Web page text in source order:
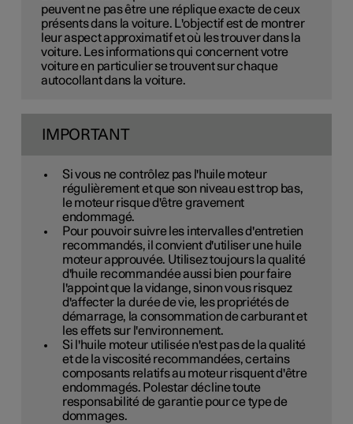
peuvent ne pas être une réplique exacte de ceux
présents dans la voiture. L'objectif est de montrer
leur aspect approximatif et où les trouver dans la
voiture. Les informations qui concernent votre
voiture en particulier se trouvent sur chaque
autocollant dans la voiture.
IMPORTANT
Si vous ne contrôlez pas l'huile moteur
régulièrement et que son niveau est trop bas,
le moteur risque d'être gravement
endommagé.
Pour pouvoir suivre les intervalles d'entretien
recommandés, il convient d'utiliser une huile
moteur approuvée. Utilisez toujours la qualité
d'huile recommandée aussi bien pour faire
l'appoint que la vidange, sinon vous risquez
d'affecter la durée de vie, les propriétés de
démarrage, la consommation de carburant et
les effets sur l'environnement.
Si l'huile moteur utilisée n'est pas de la qualité
et de la viscosité recommandées, certains
composants relatifs au moteur risquent d'être
endommagés. Polestar décline toute
responsabilité de garantie pour ce type de
dommages.